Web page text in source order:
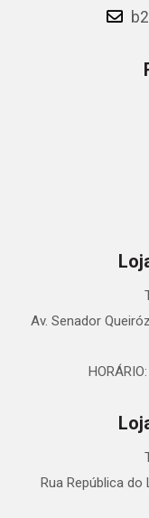
Av. Senador
Rua República do